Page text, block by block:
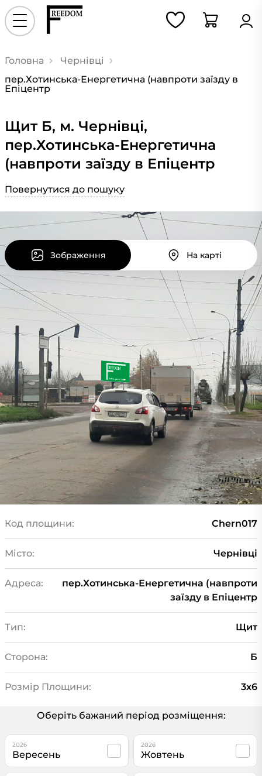
Головна
Чернівці
пер.Хотинська-Енергетична (навпроти заїзду в
Епіцентр
Щит Б, м. Чернівці,
пер.Хотинська-Енергетична
(навпроти заїзду в Епіцентр
Повернутися до пошуку
Зображення На карті
Код площини: Chern017
Місто: Чернівці
Адреса:
пер.Хотинська-Енергетична (навпроти
заїзду в Епіцентр
Тип: Щит
Сторона: Б
Розмір Площини: 3х6
Оберіть бажаний період розміщення:
2026
Вересень
2026
Жовтень